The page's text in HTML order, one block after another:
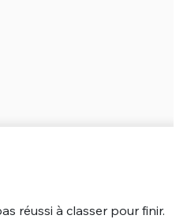
réussi à classer pour finir.